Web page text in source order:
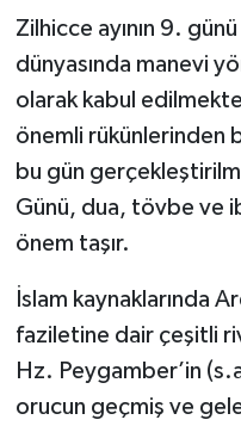
Zilhicce ayının 9.
dünyasında manevi
olarak kabul
önemli rükünlerinden
bu gün
Günü, dua, tövbe ve
önem taşır.
İslam kaynaklarında
faziletine dair çeşitli
Hz. Peygamber’in
orucun geçmiş ve